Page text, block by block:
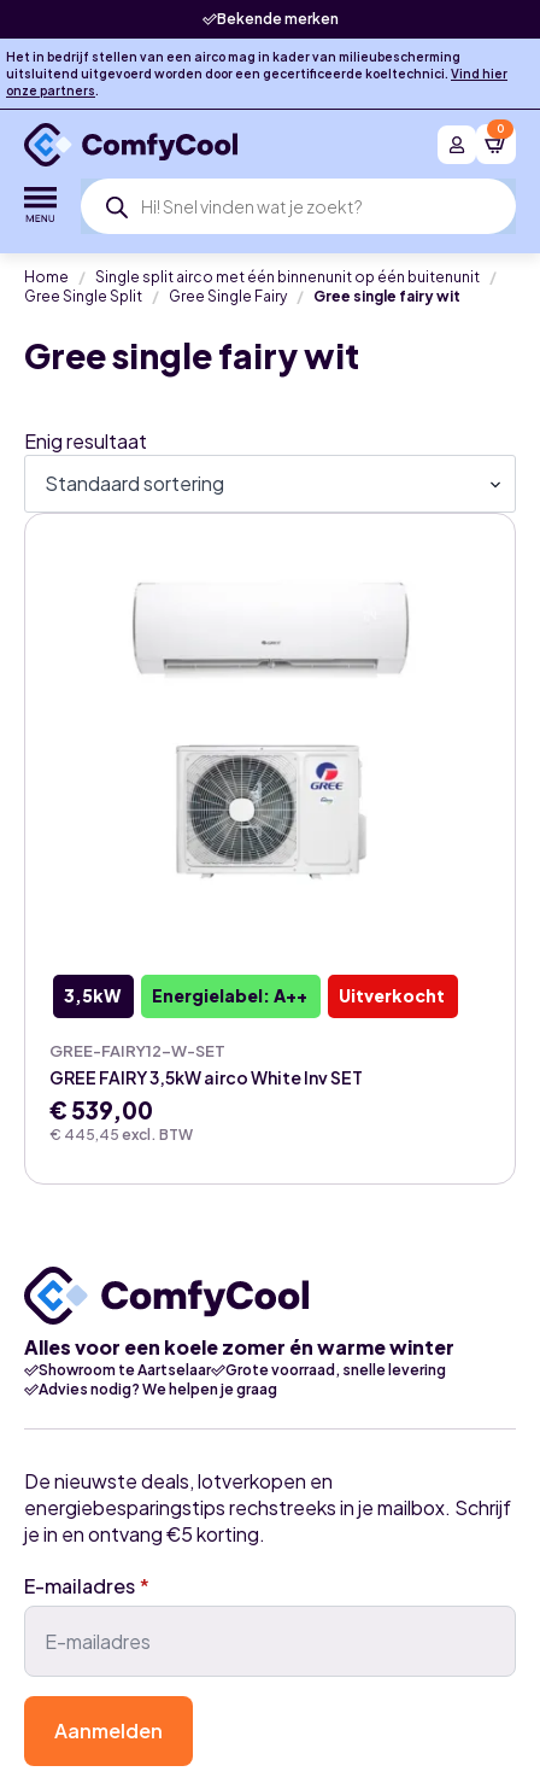
Bekende merken
Het in bedrijf stellen van een airco mag in kader van milieubescherming
uitsluitend uitgevoerd worden door een gecertificeerde koeltechnici. Vind hier
onze partners.
Producten
zoeken
0
Home
Single split airco met één binnenunit op één buitenunit
Gree Single Split
Gree Single Fairy Gree single fairy wit
Gree single fairy wit
Enig resultaat
3,5kW Energielabel: A++ Uitverkocht
GREE-FAIRY12-W-SET
€ 445,45 excl. BTW
GREE FAIRY 3,5kW airco White Inv SET
€ 539,00
Alles voor een koele zomer én warme winter
Showroom te Aartselaar
Grote voorraad, snelle levering
Advies nodig? We helpen je graag
De nieuwste deals, lotverkopen en
energiebesparingstips rechstreeks in je mailbox. Schrijf
je in en ontvang €5 korting.
E-mailadres*
Aanmelden